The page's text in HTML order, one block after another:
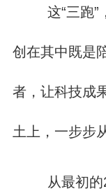
这“三跑
创在其中既是
者，让科技成
土上，一步步
从最初